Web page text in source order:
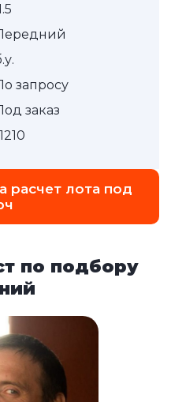
запросу
заказ
расчет лота под
по подбору